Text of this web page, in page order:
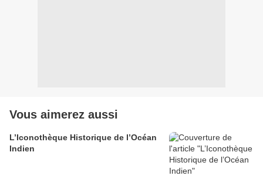
Vous aimerez aussi
L’Iconothèque Historique de l’Océan
Indien